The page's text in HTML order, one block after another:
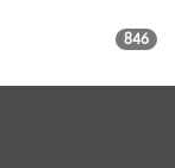
846